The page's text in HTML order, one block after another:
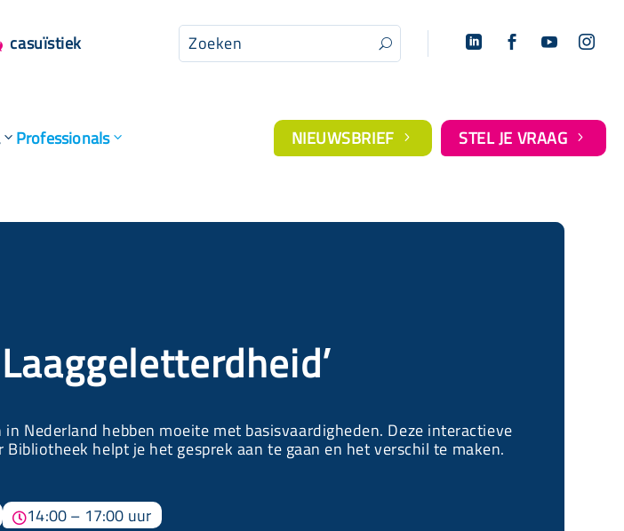
casuïstiek U    
Professionals NIEUWSBRIEF 5 STEL JE VRAAG 5
in Nederland hebben moeite met basisvaardigheden. Deze interactieve
helpt je het gesprek aan te gaan en het verschil te maken.
14:00 – 17:00 uur